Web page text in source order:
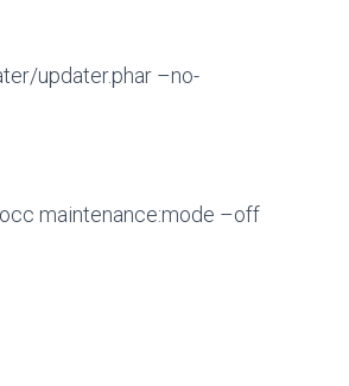
updater.phar –no-
maintenance:mode –off